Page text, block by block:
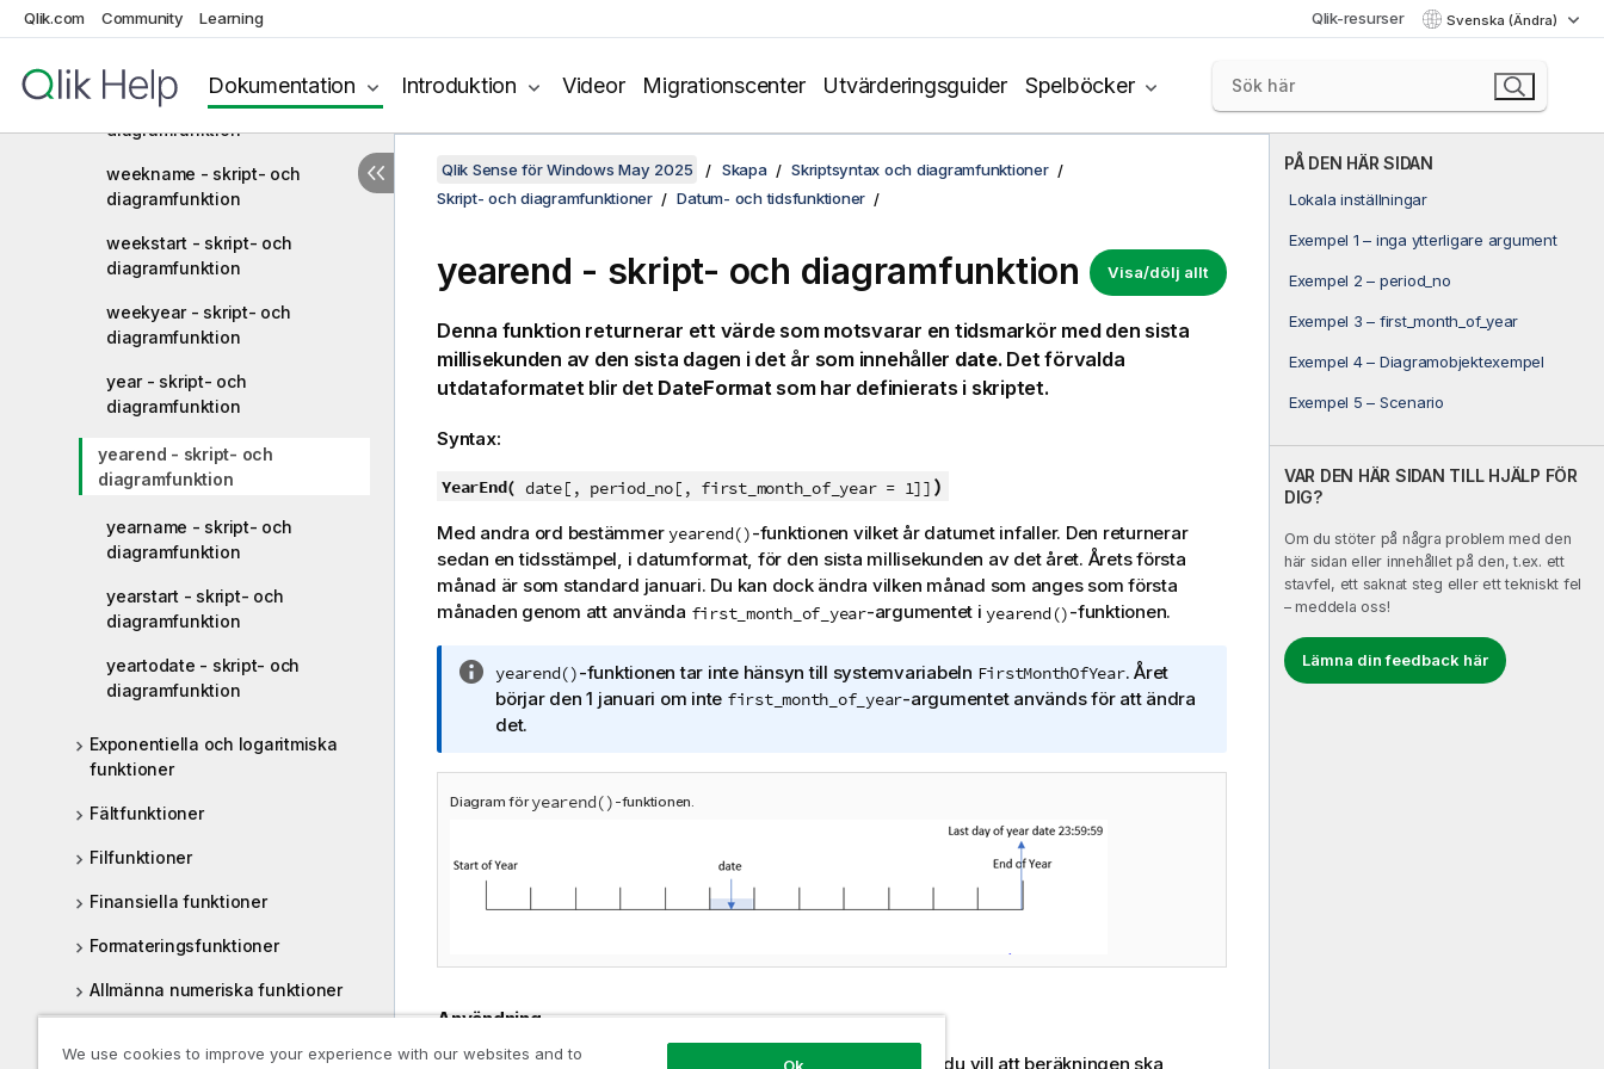
Qlik.com Community Learning Qlik-resurser Svenska (Ändra)
Dokumentation Introduktion Videor Migrationscenter Utvärderingsguider Spelböcker
weekday - skript- och
weekend - skript- och
diagramfunktion
weekname - skript- och
diagramfunktion
weekstart - skript- och
diagramfunktion
weekyear - skript- och
diagramfunktion
year - skript- och
diagramfunktion
yearend - skript- och
diagramfunktion
yearname - skript- och
diagramfunktion
yearstart - skript- och
diagramfunktion
yeartodate - skript- och
diagramfunktion
Exponentiella och logaritmiska
funktioner
Fältfunktioner
Filfunktioner
Finansiella funktioner
Formateringsfunktioner
Allmänna numeriska funktioner
PÅ DEN HÄR SIDAN
Lokala inställningar
Exempel 1 – inga ytterligare argument
Exempel 2 – period_no
Exempel 3 – first_month_of_year
Exempel 4 – Diagramobjektexempel
Exempel 5 – Scenario
VAR DEN HÄR SIDAN TILL HJÄLP FÖR
DIG?
Om du stöter på några problem med den
här sidan eller innehållet på den, t.ex. ett
stavfel, ett saknat steg eller ett tekniskt fel
– meddela oss!
Lämna din feedback här
Qlik Sense för Windows May 2025 Skapa
Skriptsyntax och diagramfunktioner
Skript- och diagramfunktioner
Datum- och tidsfunktioner
Visa/dölj allt
yearend - skript- och diagramfunktion
Denna funktion returnerar ett värde som motsvarar en tidsmarkör med den sista
millisekunden av den sista dagen i det år som innehåller date. Det förvalda
utdataformatet blir det DateFormatsom har definierats i skriptet.
Syntax:
YearEnd( date[, period_no[, first_month_of_year = 1]] )
Med andra ord bestämmeryearend()-funktionen vilket år datumet infaller. Den returnerar
sedan en tidsstämpel, i datumformat, för den sista millisekunden av det året. Årets första
månad är som standard januari. Du kan dock ändra vilken månad som anges som första
månaden genom att använda first_month_of_year-argumentet iyearend()-funktionen.
A
n
t
c
k
i
g
n
yearend()-funktionen tar inte hänsyn till systemvariabeln FirstMonthOfYear. Året
börjar den 1 januari om inte first_month_of_year-argumentet används för att ändra
det.
Diagram föryearend() -funktionen.
Användning
-funktionen används som en del av ett uttryck när du vill att beräkningen ska
We use cookies to improve your experience with our websites and to